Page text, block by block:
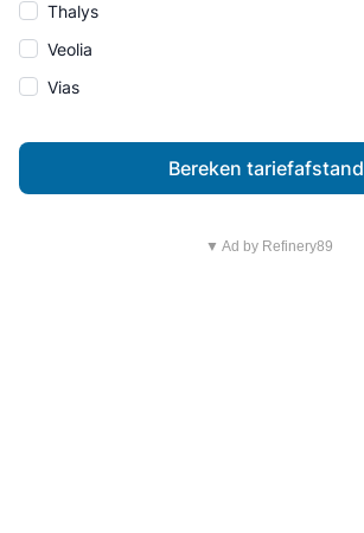
Thalys
Veolia
Vias
Bereken tariefafstand
▼ Ad by Refinery89